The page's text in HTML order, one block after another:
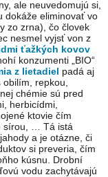
ale neuvedomujú si,
dokáže eliminovať vo
zo zrna), čo človek
nesmel vyjsť von z
ťažkých kovov
konzumenti „BIO“
z lietadiel padá aj
repkou,
chémie sú pred
herbicídmi,
ktovie čím
sírou, … Tá istá
a je otázne, či
si preveria, čím
kúsnu. Drobní
vodu zachytávajú